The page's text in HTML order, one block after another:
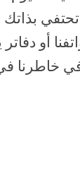
أو
خاطرنا في